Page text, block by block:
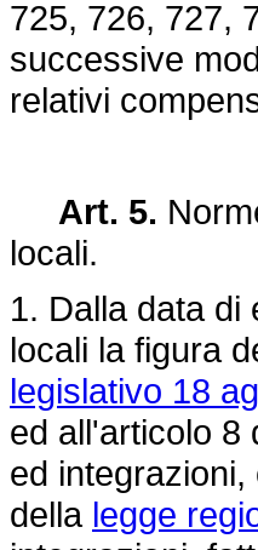
725, 726, 727,
successive
relativi
Art. 5.
locali.
1. Dalla data di
locali la figura
legislativo 18
ed all'articolo 8
ed
della legge